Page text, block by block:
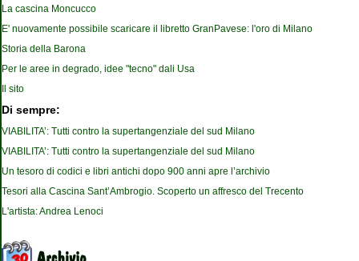
La cascina Moncucco
E' nuovamente possibile scaricare il libretto GranPavese: l'oro di Milano
Storia della Barona
Per le aree in degrado, idee "tecno" dali Usa
Il sito
Di sempre:
VIABILITA’: Tutti contro la supertangenziale del sud Milano
VIABILITA’: Tutti contro la supertangenziale del sud Milano
Un tesoro di codici e libri antichi dopo 900 anni apre l’archivio
Tesori alla Cascina Sant’Ambrogio. Scoperto un affresco del Trecento
L'artista: Andrea Lenoci